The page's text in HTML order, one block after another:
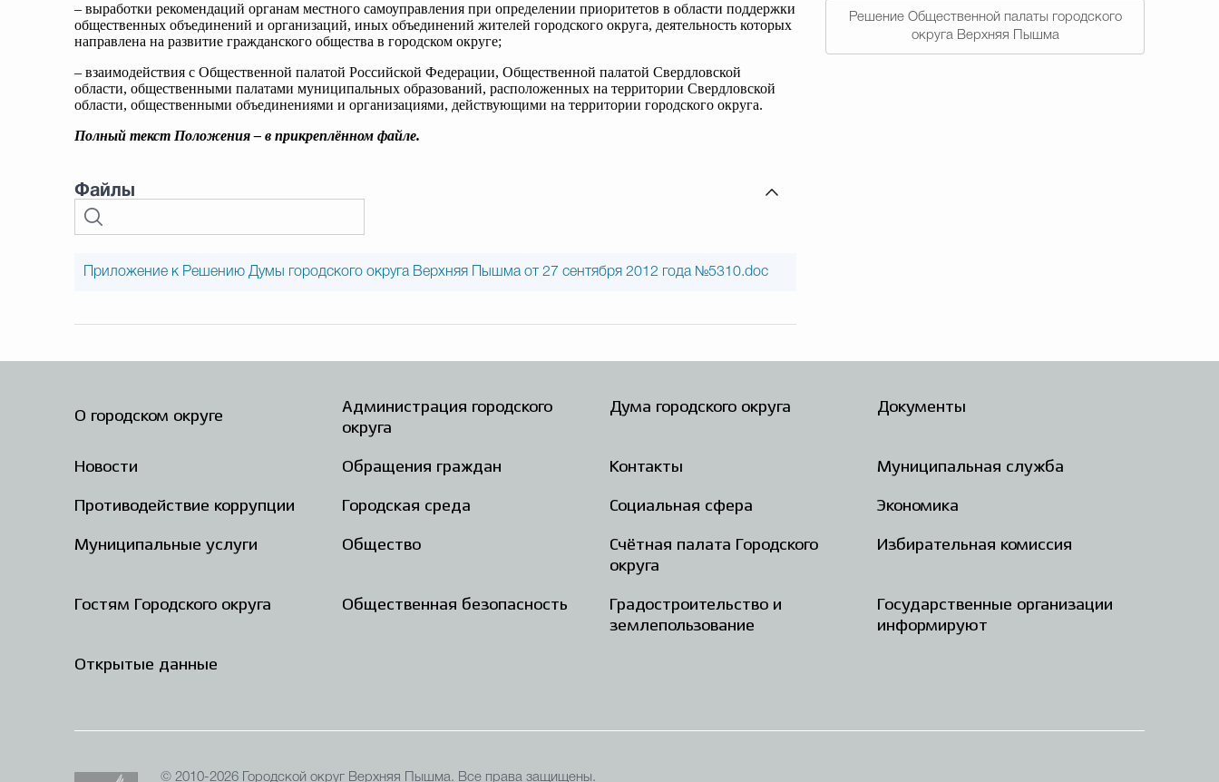
Решение Общественной палаты городского
округа Верхняя Пышма
– выработки рекомендаций органам местного самоуправления при определении приоритетов в области поддержки
общественных объединений и организаций, иных объединений жителей городского округа, деятельность которых
направлена на развитие гражданского общества в городском округе;
– взаимодействия с Общественной палатой Российской Федерации, Общественной палатой Свердловской
области, общественными палатами муниципальных образований, расположенных на территории Свердловской
области, общественными объединениями и организациями, действующими на территории городского округа.
Полный текст Положения – в прикреплённом файле.
Файлы
Приложение к Решению Думы городского округа Верхняя Пышма от 27 сентября 2012 года №5310.doc
О городском округе
Администрация городского
округа
Дума городского округа Документы
Новости Обращения граждан Контакты Муниципальная служба
Противодействие коррупции Городская среда Социальная сфера Экономика
Муниципальные услуги Общество
Счётная палата Городского
округа
Избирательная комиссия
Гостям Городского округа Общественная безопасность
Градостроительство и
землепользование
Государственные организации
информируют
Открытые данные
© 2010-2026 Городской округ Верхняя Пышма. Все права защищены.